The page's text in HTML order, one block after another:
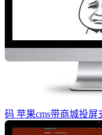
码 苹果cms带商城投屏